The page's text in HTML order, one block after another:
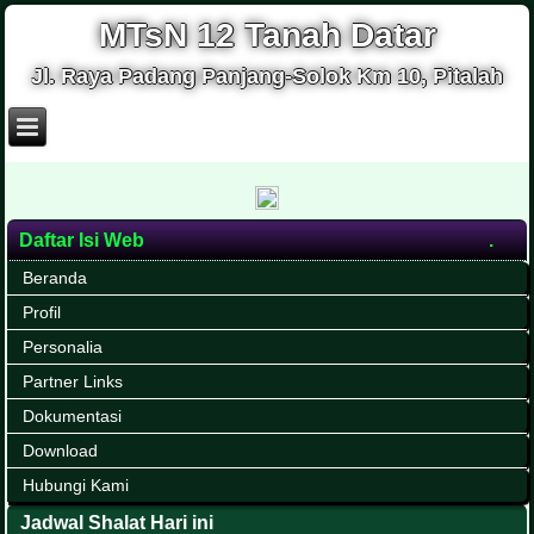
MTsN 12 Tanah Datar
Jl. Raya Padang Panjang-Solok Km 10, Pitalah
Daftar Isi Web
Beranda
Profil
Personalia
Partner Links
Dokumentasi
Download
Hubungi Kami
Jadwal Shalat Hari ini